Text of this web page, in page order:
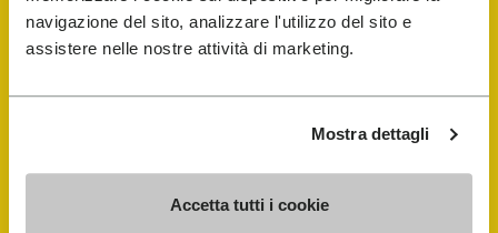
navigazione del sito, analizzare l'utilizzo del sito e
assistere nelle nostre attività di marketing.
Mostra dettagli
Accetta tutti i cookie
Store Locator